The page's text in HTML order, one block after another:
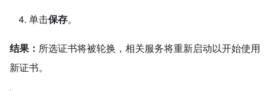
单击保存。
结果： 所选证书将被轮换，相关服务将重新启动以开始使用
新证书。